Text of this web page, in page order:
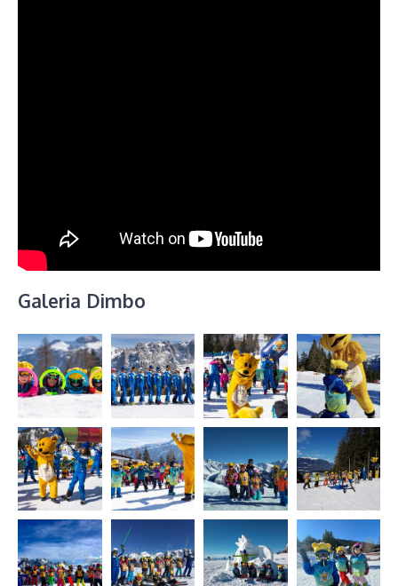
Galeria Dimbo